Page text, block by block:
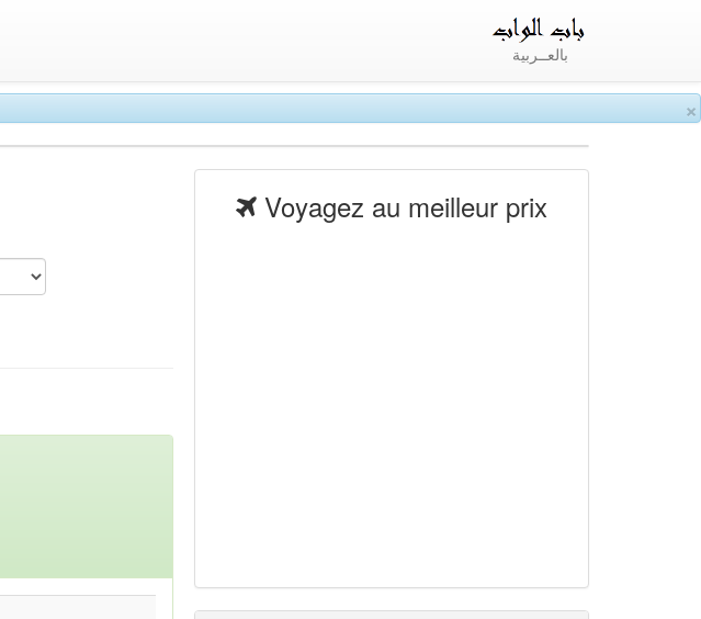
×
بالعــربية
Voyagez au meilleur prix